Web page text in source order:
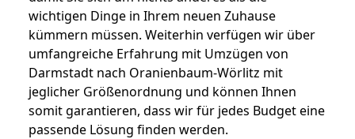
wichtigen Dinge in Ihrem neuen Zuhause
kümmern müssen. Weiterhin verfügen wir über
umfangreiche Erfahrung mit Umzügen von
Darmstadt nach Oranienbaum-Wörlitz mit
jeglicher Größenordnung und können Ihnen
somit garantieren, dass wir für jedes Budget eine
passende Lösung finden werden.